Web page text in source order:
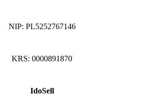
NIP: PL5252767146
KRS: 0000891870
IdoSell